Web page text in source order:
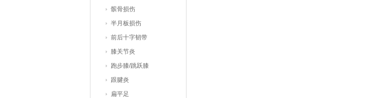
髌骨损伤
半月板损伤
前后十字韧带
膝关节炎
跑步膝/跳跃膝
跟腱炎
扁平足